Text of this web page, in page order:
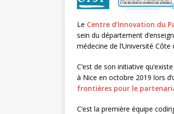
Le Centre d’Innovation du
sein du département
médecine de l’Université
C’est de son initiative
à Nice en octobre 2019 lors
frontières pour le
C’est la première équipe